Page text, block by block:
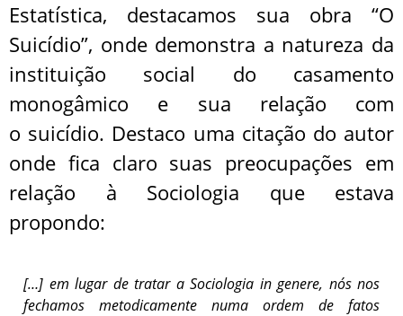
Estatística, destacamos sua obra “O
Suicídio”, onde demonstra a natureza da
instituição social do casamento
monogâmico e sua relação com
o suicídio. Destaco uma citação do autor
onde fica claro suas preocupações em
relação à Sociologia que estava
propondo:
[…] em lugar de tratar a Sociologia in genere, nós nos
fechamos metodicamente numa ordem de fatos